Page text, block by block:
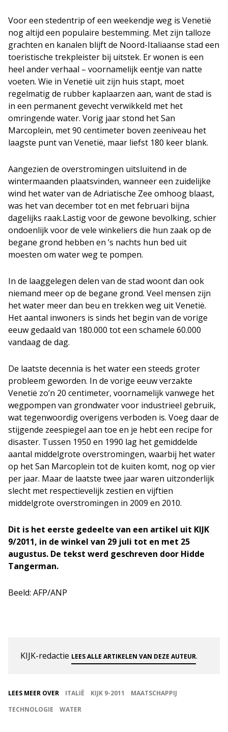
Voor een stedentrip of een weekendje weg is Venetië
nog altijd een populaire bestemming. Met zijn talloze
grachten en kanalen blijft de Noord-Italiaanse stad een
toeristische trekpleister bij uitstek. Er wonen is een
heel ander verhaal – voornamelijk eentje van natte
voeten. Wie in Venetië uit zijn huis stapt, moet
regelmatig de rubber kaplaarzen aan, want de stad is
in een permanent gevecht verwikkeld met het
omringende water. Vorig jaar stond het San
Marcoplein, met 90 centimeter boven zeeniveau het
laagste punt van Venetië, maar liefst 180 keer blank.
Aangezien de overstromingen uitsluitend in de
wintermaanden plaatsvinden, wanneer een zuidelijke
wind het water van de Adriatische Zee omhoog blaast,
was het van december tot en met februari bijna
dagelijks raak.Lastig voor de gewone bevolking, schier
ondoenlijk voor de vele winkeliers die hun zaak op de
begane grond hebben en ’s nachts hun bed uit
moesten om water weg te pompen.
In de laaggelegen delen van de stad woont dan ook
niemand meer op de begane grond. Veel mensen zijn
het water meer dan beu en trekken weg uit Venetië.
Het aantal inwoners is sinds het begin van de vorige
eeuw gedaald van 180.000 tot een schamele 60.000
vandaag de dag.
De laatste decennia is het water een steeds groter
probleem geworden. In de vorige eeuw verzakte
Venetië zo’n 20 centimeter, voornamelijk vanwege het
wegpompen van grondwater voor industrieel gebruik,
wat tegenwoordig overigens verboden is. Voeg daar de
stijgende zeespiegel aan toe en je hebt een recipe for
disaster. Tussen 1950 en 1990 lag het gemiddelde
aantal middelgrote overstromingen, waarbij het water
op het San Marcoplein tot de kuiten komt, nog op vier
per jaar. Maar de laatste twee jaar waren uitzonderlijk
slecht met respectievelijk zestien en vijftien
middelgrote overstromingen in 2009 en 2010.
Dit is het eerste gedeelte van een artikel uit KIJK
9/2011, in de winkel van 29 juli tot en met 25
augustus. De tekst werd geschreven door Hidde
Tangerman.
Beeld: AFP/ANP
KIJK-redactie LEES ALLE ARTIKELEN VAN DEZE AUTEUR.
LEES MEER OVER ITALIË KIJK 9-2011
MAATSCHAPPIJ
TECHNOLOGIE
WATER